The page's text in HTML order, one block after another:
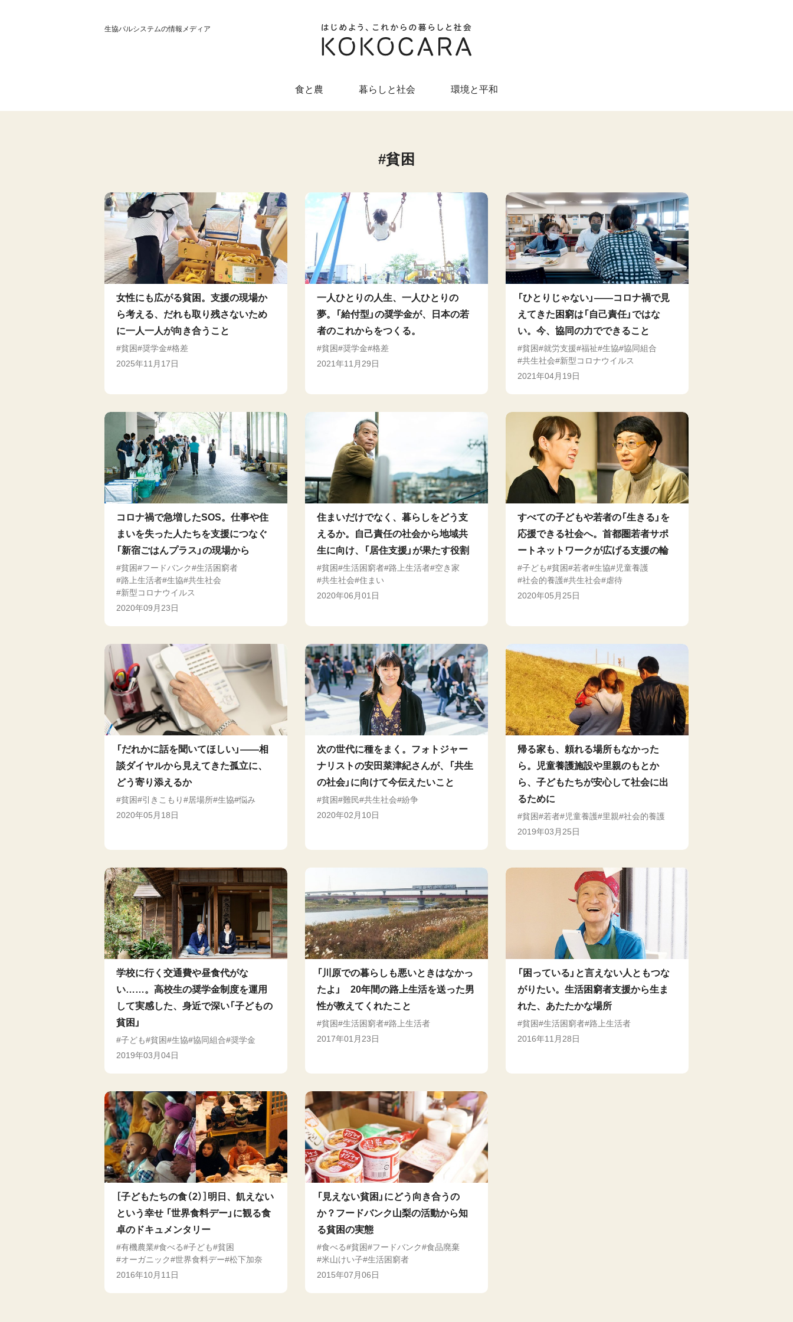
生協パルシステムの情報メディア
食と農 暮らしと社会 環境と平和
貧困
女性にも広がる貧困。支援の現場か
ら考える、だれも取り残さないため
に一人一人が向き合うこと
貧困 奨学金 格差
2025年11月17日
一人ひとりの人生、一人ひとりの
夢。「給付型」の奨学金が、日本の若
者のこれからをつくる。
貧困 奨学金 格差
2021年11月29日
「ひとりじゃない」――コロナ禍で見
えてきた困窮は「自己責任」ではな
い。今、協同の力でできること
貧困 就労支援 福祉 生協 協同組合
共生社会
新型コロナウイルス
2021年04月19日
コロナ禍で急増したSOS。仕事や住
まいを失った人たちを支援につなぐ
「新宿ごはんプラス」の現場から
貧困 フードバンク
生活困窮者
路上生活者 生協 共生社会
新型コロナウイルス
2020年09月23日
住まいだけでなく、暮らしをどう支
えるか。自己責任の社会から地域共
生に向け、「居住支援」が果たす役割
貧困 生活困窮者 路上生活者 空き家
共生社会 住まい
2020年06月01日
すべての子どもや若者の「生きる」を
応援できる社会へ。首都圏若者サポ
ートネットワークが広げる支援の輪
子ども 貧困 若者 生協
児童養護
社会的養護 共生社会
虐待
2020年05月25日
「だれかに話を聞いてほしい」――相
談ダイヤルから見えてきた孤立に、
どう寄り添えるか
貧困 引きこもり 居場所 生協 悩み
2020年05月18日
次の世代に種をまく。フォトジャー
ナリストの安田菜津紀さんが、「共生
の社会」に向けて今伝えたいこと
貧困 難民 共生社会 紛争
2020年02月10日
帰る家も、頼れる場所もなかった
ら。児童養護施設や里親のもとか
ら、子どもたちが安心して社会に出
るために
貧困 若者 児童養護 里親 社会的養護
2019年03月25日
学校に行く交通費や昼食代がな
い……。高校生の奨学金制度を運用
して実感した、身近で深い「子どもの
貧困」
子ども 貧困 生協 協同組合 奨学金
2019年03月04日
「川原での暮らしも悪いときはなかっ
たよ」 20年間の路上生活を送った男
性が教えてくれたこと
貧困 生活困窮者 路上生活者
2017年01月23日
「困っている」と言えない人ともつな
がりたい。生活困窮者支援から生ま
れた、あたたかな場所
貧困 生活困窮者 路上生活者
2016年11月28日
［子どもたちの食（2）］明日、飢えない
という幸せ 「世界食料デー」に観る食
卓のドキュメンタリー
有機農業 食べる 子ども
貧困
オーガニック
世界食料デー 松下加奈
2016年10月11日
「見えない貧困」にどう向き合うの
か？フードバンク山梨の活動から知
る貧困の実態
食べる 貧困 フードバンク
食品廃棄
米山けい子 生活困窮者
2015年07月06日